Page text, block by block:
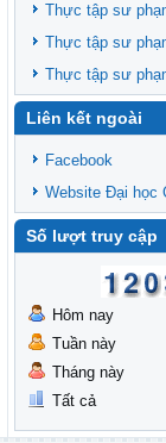
Thông báo chiêu
K6, THCS K6,
Thông báo chiêu
chứng nhận khóa 4
Thông báo chiêu
nhận khóa 03
Thông báo tổng
BDNVSP TH K5,
Thực tập sư
Thực tập sư
Thực tập sư
Liên kết ngoài
Facebook
Website Đại học
Số lượt truy cập
Hôm nay
Tuần này
Tháng này
Tất cả